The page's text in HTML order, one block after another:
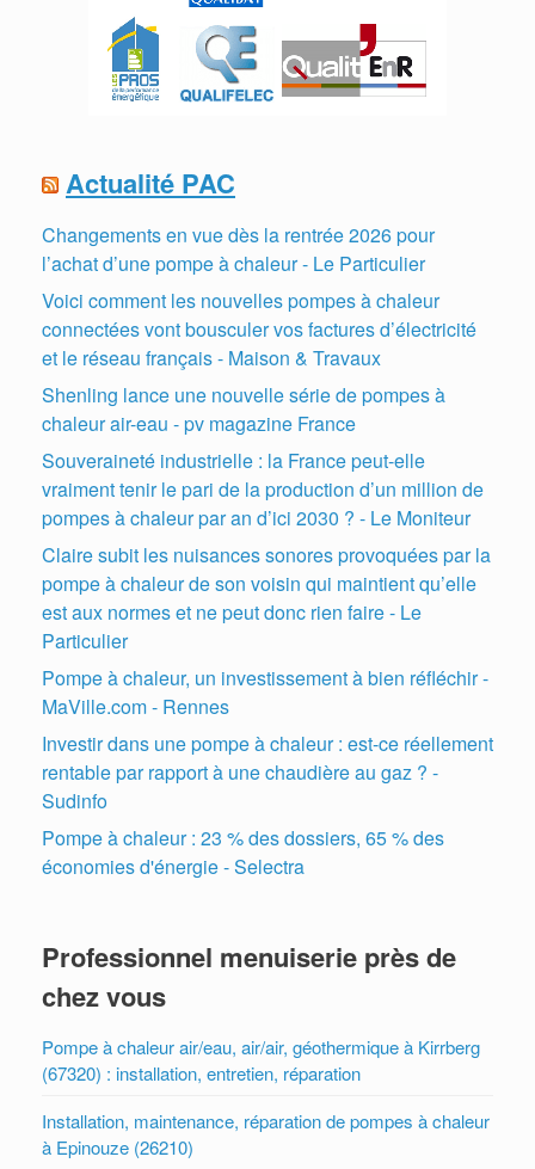
Actualité PAC
Changements en vue dès la rentrée 2026 pour
l’achat d’une pompe à chaleur - Le Particulier
Voici comment les nouvelles pompes à chaleur
connectées vont bousculer vos factures d’électricité
et le réseau français - Maison & Travaux
Shenling lance une nouvelle série de pompes à
chaleur air-eau - pv magazine France
Souveraineté industrielle : la France peut-elle
vraiment tenir le pari de la production d’un million de
pompes à chaleur par an d’ici 2030 ? - Le Moniteur
Claire subit les nuisances sonores provoquées par la
pompe à chaleur de son voisin qui maintient qu’elle
est aux normes et ne peut donc rien faire - Le
Particulier
Pompe à chaleur, un investissement à bien réfléchir -
MaVille.com - Rennes
Investir dans une pompe à chaleur : est-ce réellement
rentable par rapport à une chaudière au gaz ? -
Sudinfo
Pompe à chaleur : 23 % des dossiers, 65 % des
économies d'énergie - Selectra
Professionnel menuiserie près de
chez vous
Pompe à chaleur air/eau, air/air, géothermique à Kirrberg
(67320) : installation, entretien, réparation
Installation, maintenance, réparation de pompes à chaleur
à Epinouze (26210)